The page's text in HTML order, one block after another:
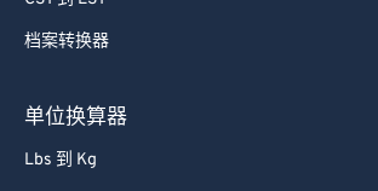
档案转换器
单位换算器
Lbs 到 Kg